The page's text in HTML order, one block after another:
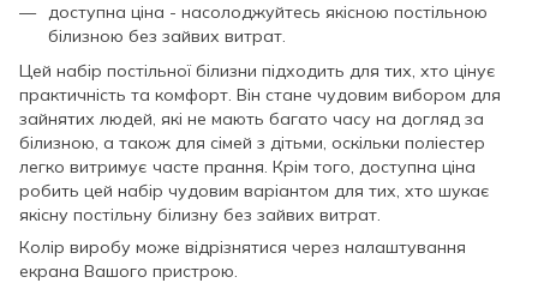
доступна ціна - насолоджуйтесь якісною постільною
білизною без зайвих витрат.
Цей набір постільної білизни підходить для тих, хто цінує
практичність та комфорт. Він стане чудовим вибором для
зайнятих людей, які не мають багато часу на догляд за
білизною, а також для сімей з дітьми, оскільки поліестер
легко витримує часте прання. Крім того, доступна ціна
робить цей набір чудовим варіантом для тих, хто шукає
якісну постільну білизну без зайвих витрат.
Колір виробу може відрізнятися через налаштування
екрана Вашого пристрою.